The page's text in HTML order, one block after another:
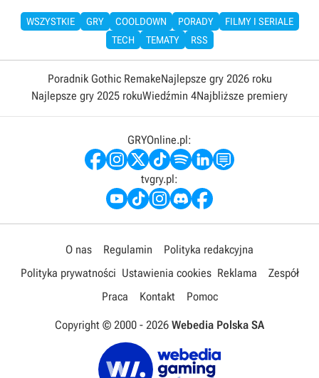
WSZYSTKIE GRY COOLDOWN PORADY
FILMY I SERIALE
TECH
TEMATY RSS
Poradnik Gothic RemakeNajlepsze gry 2026 roku
Najlepsze gry 2025 rokuWiedźmin 4Najbliższe premiery
GRYOnline.pl:
tvgry.pl:
O nas Regulamin
Polityka redakcyjna
Polityka prywatności Ustawienia cookies Reklama
Zespół
Praca
Kontakt Pomoc
Copyright © 2000 - 2026 Webedia Polska SA